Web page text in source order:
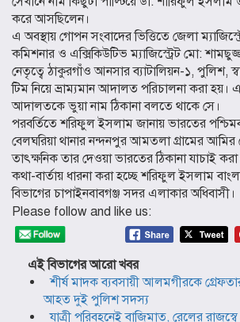
করে আসছিলেন।
এ অবস্থায় গোপন সংবাদের ভিত্তিতে জেলা
কমিশনার ও এক্সিকিউটিভ ম্যাজিস্ট্রেট মো:
নেতৃত্বে ঠাকুরগাঁও আনসার ব্যাটালিয়ন-১, পুলিশ,
টিম নিয়ে ভ্রাম্যমান আদালত পরিচালনা করা হয়।
আদালতকে ভুয়া নাম ঠিকানা বলতে থাকে সে।
পরবর্তিতে শরিফুল ইসলাম জানায় ভারতের
বেলঘরিয়া থানার নন্দনপুর আমতলা গ্রামের
তাৎক্ষনিক তার দেওয়া ভারতের ঠিকানা যাচাই
কথা-বার্তায় ধারনা করা হচ্ছে শরিফুল ইসলাম
বিভাগের চাপাইনবাবগঞ্জ সদর এলাকার অধিবাসী।
Please follow and like us:
এই বিভাগের আরো খবর
শীর্ষ মাদক ব্যবসায়ী আলমগীরকে
আহত দুই পুলিশ সদস্য
যাত্রী পরিবহনেই বাজিমাত, রেলের